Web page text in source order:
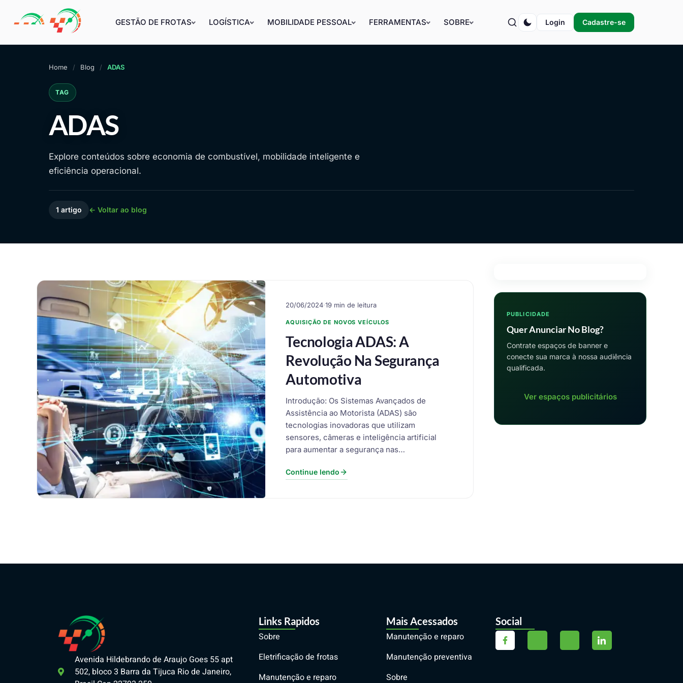
GESTÃO DE FROTAS LOGÍSTICA MOBILIDADE PESSOAL FERRAMENTAS SOBRE Login Cadastre-se
Home Blog ADAS
TAG
ADAS
Explore conteúdos sobre economia de combustível, mobilidade inteligente e
eficiência operacional.
1 artigo ← Voltar ao blog
20/06/2024·19 min de leitura
AQUISIÇÃO DE NOVOS VEÍCULOS
Tecnologia ADAS: A
Revolução Na Segurança
Automotiva
Introdução: Os Sistemas Avançados de
Assistência ao Motorista (ADAS) são
tecnologias inovadoras que utilizam
sensores, câmeras e inteligência artificial
para aumentar a segurança nas…
Continue lendo
PUBLICIDADE
Quer Anunciar No Blog?
Contrate espaços de banner e
conecte sua marca à nossa audiência
qualificada.
Ver espaços publicitários
Avenida Hildebrando de Araujo Goes 55 apt
502, bloco 3 Barra da Tijuca Rio de Janeiro,
Links Rapidos
Sobre
Eletrificação de frotas
Manutenção e reparo
Mais Acessados
Manutenção e reparo
Manutenção preventiva
Sobre
Social